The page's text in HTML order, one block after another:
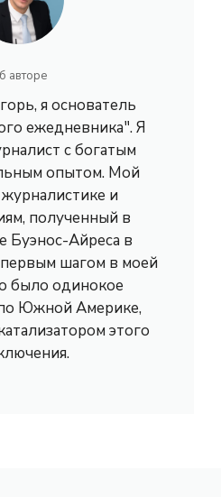
авторе
я основатель
ежедневника". Я
с богатым
опытом. Мой
и
полученный в
Буэнос-Айреса в
шагом в моей
было одинокое
Южной Америке,
этого